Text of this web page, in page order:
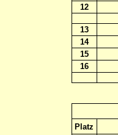
12
13
14
15
16
Platz